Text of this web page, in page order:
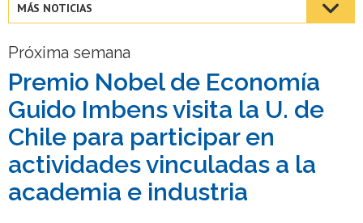
Estudiantes
Funcionarias/os
Egresadas/os
MÁS NOTICIAS
Próxima semana
Premio Nobel de Economía
Guido Imbens visita la U. de
Chile para participar en
actividades vinculadas a la
academia e industria